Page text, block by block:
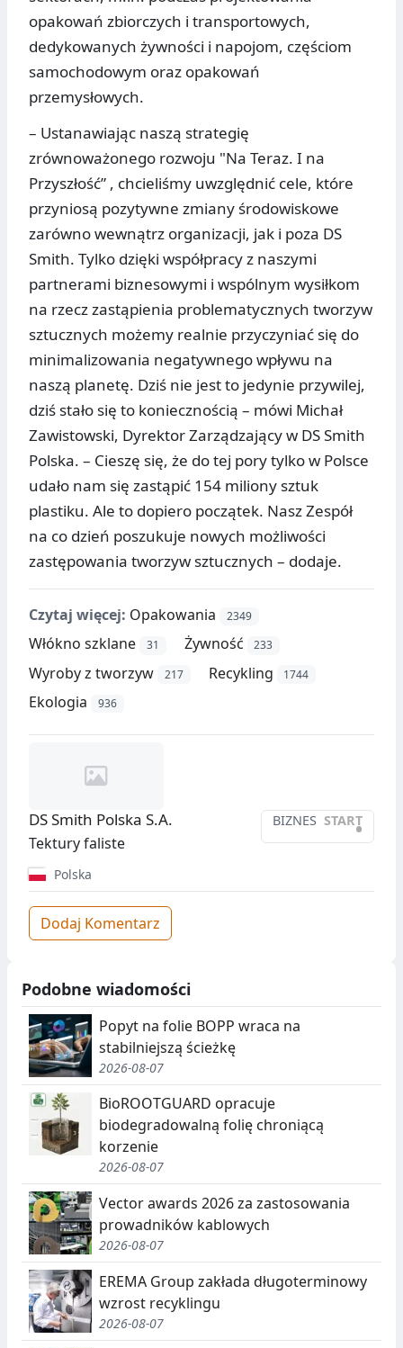
opakowań zbiorczych i transportowych,
dedykowanych żywności i napojom, częściom
samochodowym oraz opakowań
przemysłowych.
– Ustanawiając naszą strategię
zrównoważonego rozwoju "Na Teraz. I na
Przyszłość” , chcieliśmy uwzględnić cele, które
przyniosą pozytywne zmiany środowiskowe
zarówno wewnątrz organizacji, jak i poza DS
Smith. Tylko dzięki współpracy z naszymi
partnerami biznesowymi i wspólnym wysiłkom
na rzecz zastąpienia problematycznych tworzyw
sztucznych możemy realnie przyczyniać się do
minimalizowania negatywnego wpływu na
naszą planetę. Dziś nie jest to jedynie przywilej,
dziś stało się to koniecznością – mówi Michał
Zawistowski, Dyrektor Zarządzający w DS Smith
Polska. – Cieszę się, że do tej pory tylko w Polsce
udało nam się zastąpić 154 miliony sztuk
plastiku. Ale to dopiero początek. Nasz Zespół
na co dzień poszukuje nowych możliwości
zastępowania tworzyw sztucznych – dodaje.
Czytaj więcej: Opakowania 2349
Włókno szklane 31 Żywność 233
Wyroby z tworzyw 217 Recykling 1744
Ekologia 936
BIZNES START
•
DS Smith Polska S.A.
Tektury faliste
Polska
Dodaj Komentarz
Podobne wiadomości
Popyt na folie BOPP wraca na
stabilniejszą ścieżkę
2026-08-07
BioROOTGUARD opracuje
biodegradowalną folię chroniącą
korzenie
2026-08-07
Vector awards 2026 za zastosowania
prowadników kablowych
2026-08-07
EREMA Group zakłada długoterminowy
wzrost recyklingu
2026-08-07